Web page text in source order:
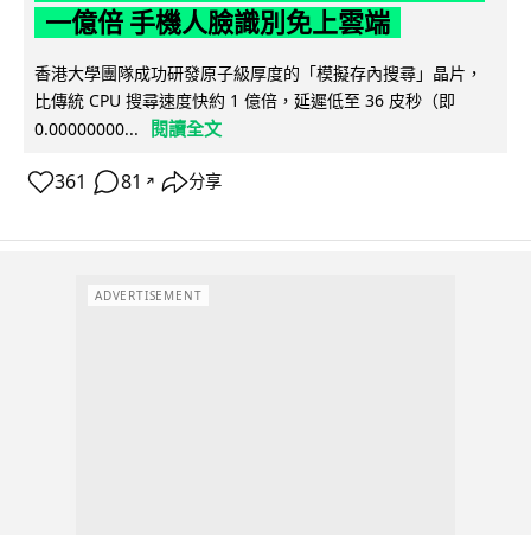
一億倍 手機人臉識別免上雲端
香港大學團隊成功研發原子級厚度的「模擬存內搜尋」晶片，
比傳統 CPU 搜尋速度快約 1 億倍，延遲低至 36 皮秒（即
0.00000000...
閱讀全文
361 81 ↗ 分享
ADVERTISEMENT